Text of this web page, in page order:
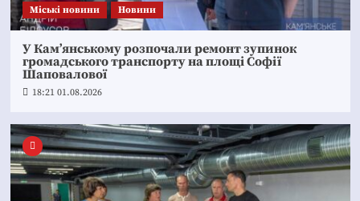
Mіські новини Новини
У Кам’янському розпочали ремонт зупинок
громадського транспорту на площі Софії
Шаповалової
18:21 01.08.2026